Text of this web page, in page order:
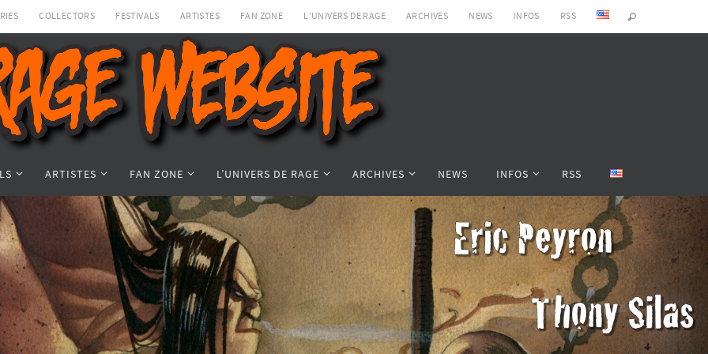
COLLECTORS FESTIVALS ARTISTES FAN ZONE L’UNIVERS DE RAGE ARCHIVES NEWS INFOS RSS
ARTISTES FAN ZONE L’UNIVERS DE RAGE ARCHIVES NEWS INFOS RSS